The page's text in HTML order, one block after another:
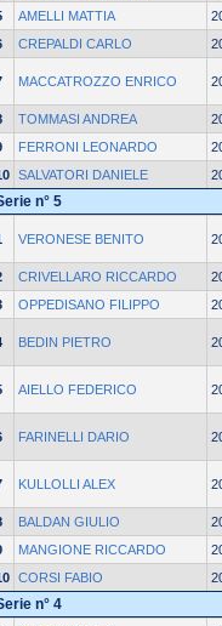
AMELLI MATTIA
CREPALDI CARLO
MACCATROZZO ENRICO
TOMMASI ANDREA
FERRONI LEONARDO
SALVATORI DANIELE
n° 5
VERONESE BENITO
CRIVELLARO RICCARDO
OPPEDISANO FILIPPO
BEDIN PIETRO
AIELLO FEDERICO
FARINELLI DARIO
KULLOLLI ALEX
BALDAN GIULIO
MANGIONE RICCARDO
CORSI FABIO
n° 4